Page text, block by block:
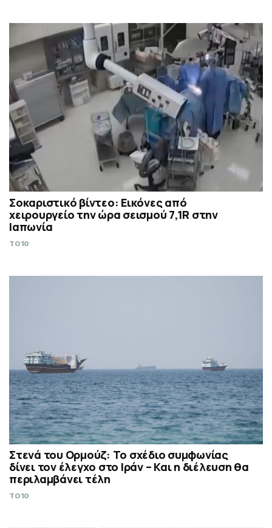
Σοκαριστικό βίντεο: Εικόνες από
χειρουργείο την ώρα σεισμού 7,1R στην
Ιαπωνία
TO10
Στενά του Ορμούζ: Το σχέδιο συμφωνίας
δίνει τον έλεγχο στο Ιράν – Και η διέλευση θα
περιλαμβάνει τέλη
TO10